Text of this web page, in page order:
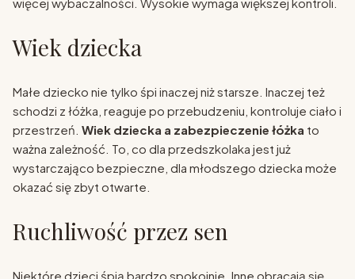
Wiek dziecka
Małe dziecko nie tylko śpi inaczej niż starsze. Inaczej też
schodzi z łóżka, reaguje po przebudzeniu, kontroluje ciało i
przestrzeń. Wiek dziecka a zabezpieczenie łóżka to
ważna zależność. To, co dla przedszkolaka jest już
wystarczająco bezpieczne, dla młodszego dziecka może
okazać się zbyt otwarte.
Ruchliwość przez sen
Niektóre dzieci śpią bardzo spokojnie. Inne obracają się